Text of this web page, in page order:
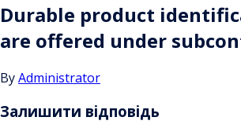
Durable product
are offered under
ByAdministrator
Залишити відповідь